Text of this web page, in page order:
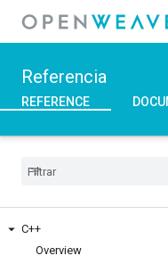
Referencia
REFERENCE
C++
Overview